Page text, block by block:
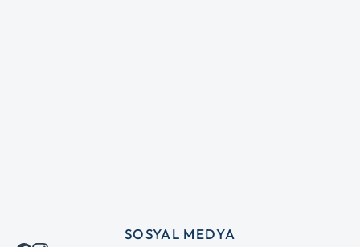
SOSYAL MEDYA